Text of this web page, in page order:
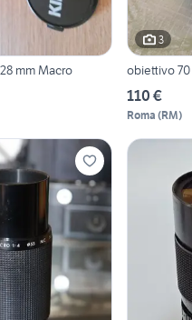
mm Macro
3
obiettivo
110 €
Roma (RM)